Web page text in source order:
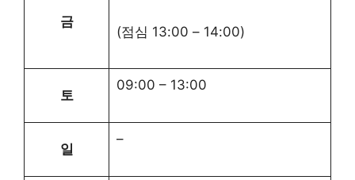
금
(점심 13:00 – 14:00)
토
09:00 – 13:00
일
–